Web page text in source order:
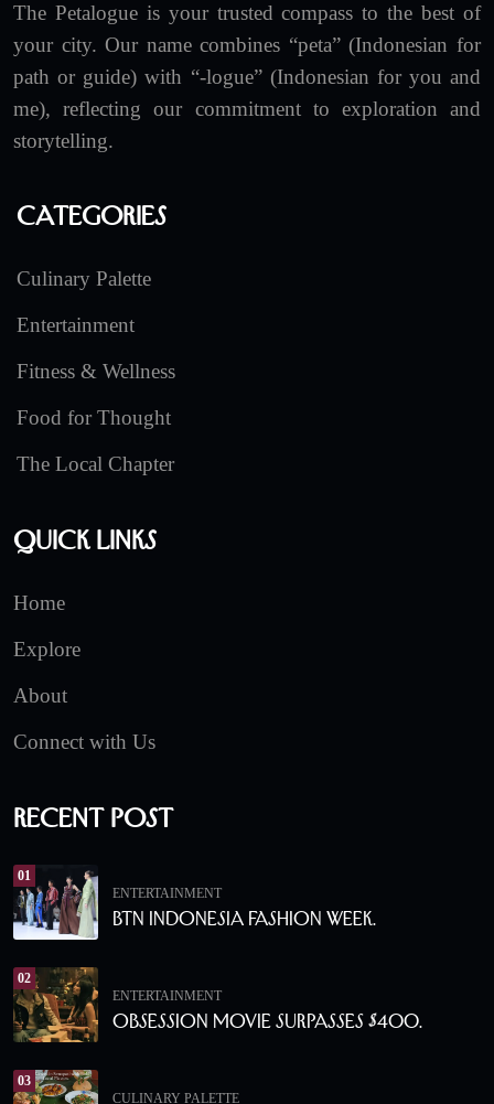
The Petalogue is your trusted compass to the best of
your city. Our name combines “peta” (Indonesian for
path or guide) with “-logue” (Indonesian for you and
me), reflecting our commitment to exploration and
storytelling.
Categories
Culinary Palette
Entertainment
Fitness & Wellness
Food for Thought
The Local Chapter
Quick Links
Home
Explore
About
Connect with Us
Recent Post
01
ENTERTAINMENT
BTN Indonesia Fashion Week.
02
ENTERTAINMENT
Obsession Movie Surpasses $400.
03
CULINARY PALETTE